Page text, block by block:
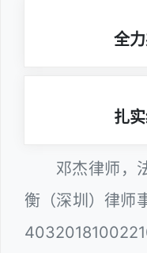
全
扎
邓杰律师，
衡（深圳）律师